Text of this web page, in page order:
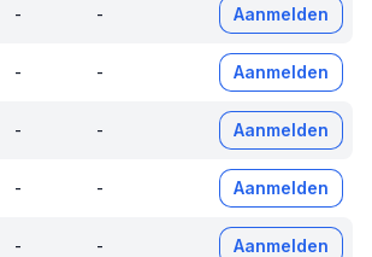
- - Aanmelden
- - Aanmelden
- - Aanmelden
- - Aanmelden
- - Aanmelden